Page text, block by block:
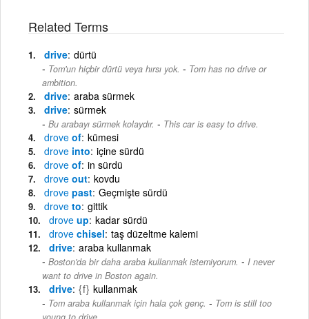
Related Terms
drive dürtü
Tom'un hiçbir dürtü veya hırsı yok. - Tom has no drive or
ambition.
drive araba sürmek
drive sürmek
Bu arabayı sürmek kolaydır. - This car is easy to drive.
drove of kümesi
drove into içine sürdü
drove of in sürdü
drove out kovdu
drove past Geçmişte sürdü
drove to gittik
drove up kadar sürdü
drove chisel taş düzeltme kalemi
drive araba kullanmak
Boston'da bir daha araba kullanmak istemiyorum. - I never
want to drive in Boston again.
drive {f} kullanmak
Tom araba kullanmak için hala çok genç. - Tom is still too